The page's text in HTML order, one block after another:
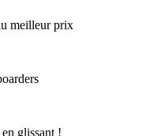
meilleur prix
glissant !